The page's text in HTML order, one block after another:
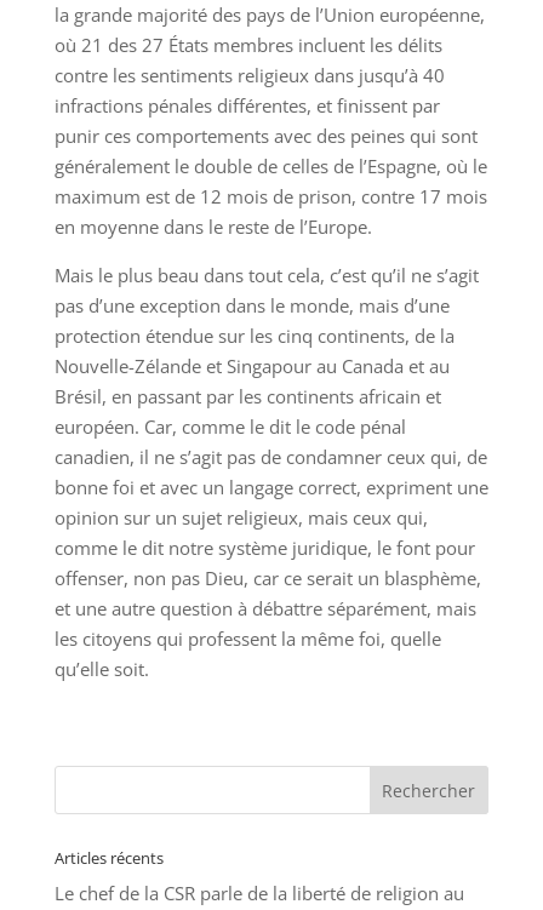
la grande majorité des pays de l’Union européenne,
où 21 des 27 États membres incluent les délits
contre les sentiments religieux dans jusqu’à 40
infractions pénales différentes, et finissent par
punir ces comportements avec des peines qui sont
généralement le double de celles de l’Espagne, où le
maximum est de 12 mois de prison, contre 17 mois
en moyenne dans le reste de l’Europe.
Mais le plus beau dans tout cela, c’est qu’il ne s’agit
pas d’une exception dans le monde, mais d’une
protection étendue sur les cinq continents, de la
Nouvelle-Zélande et Singapour au Canada et au
Brésil, en passant par les continents africain et
européen. Car, comme le dit le code pénal
canadien, il ne s’agit pas de condamner ceux qui, de
bonne foi et avec un langage correct, expriment une
opinion sur un sujet religieux, mais ceux qui,
comme le dit notre système juridique, le font pour
offenser, non pas Dieu, car ce serait un blasphème,
et une autre question à débattre séparément, mais
les citoyens qui professent la même foi, quelle
qu’elle soit.
Articles récents
Le chef de la CSR parle de la liberté de religion au